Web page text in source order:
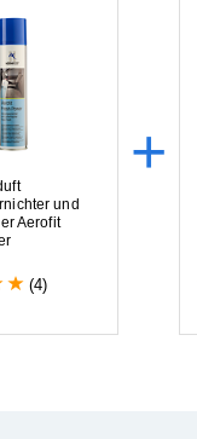
uft
rnichter und
erAerofit
r
(4)
+